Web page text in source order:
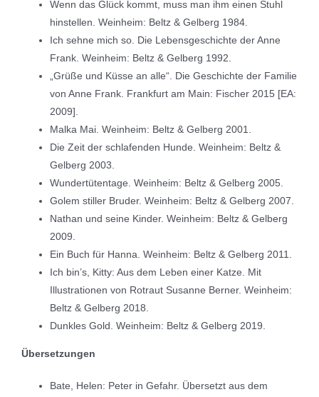
Wenn das Glück kommt, muss man ihm einen Stuhl
hinstellen. Weinheim: Beltz & Gelberg 1984.
Ich sehne mich so. Die Lebensgeschichte der Anne
Frank. Weinheim: Beltz & Gelberg 1992.
„Grüße und Küsse an alle“. Die Geschichte der Familie
von Anne Frank. Frankfurt am Main: Fischer 2015 [EA:
2009].
Malka Mai. Weinheim: Beltz & Gelberg 2001.
Die Zeit der schlafenden Hunde. Weinheim: Beltz &
Gelberg 2003.
Wundertütentage. Weinheim: Beltz & Gelberg 2005.
Golem stiller Bruder. Weinheim: Beltz & Gelberg 2007.
Nathan und seine Kinder. Weinheim: Beltz & Gelberg
2009.
Ein Buch für Hanna. Weinheim: Beltz & Gelberg 2011.
Ich bin’s, Kitty: Aus dem Leben einer Katze. Mit
Illustrationen von Rotraut Susanne Berner. Weinheim:
Beltz & Gelberg 2018.
Dunkles Gold. Weinheim: Beltz & Gelberg 2019.
Übersetzungen
Bate, Helen: Peter in Gefahr. Übersetzt aus dem